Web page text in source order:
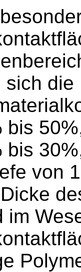
bis
bis
von
im